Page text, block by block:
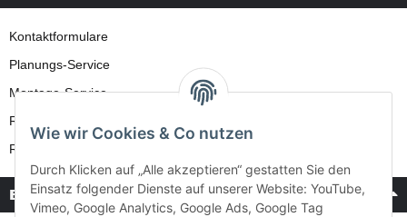
Kontaktformulare
Planungs-Service
Montage-Service
Reparatur-Service
Retouren-Service
Bezahlung & Versand
Wie wir Cookies & Co nutzen
Durch Klicken auf „Alle akzeptieren“ gestatten Sie den
Einsatz folgender Dienste auf unserer Website: YouTube,
Vimeo, Google Analytics, Google Ads, Google Tag